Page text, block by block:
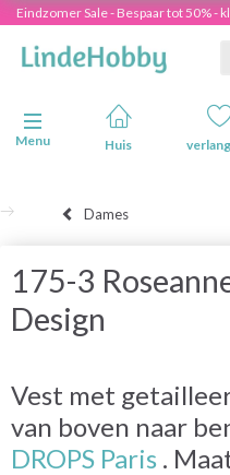
Eindzomer Sale - Bespaar tot 50% -
Navigatie in-/uitschakelen
Menu
Huis
Dames
175-3
Design
Vest met
van boven naar
DROPS Paris .